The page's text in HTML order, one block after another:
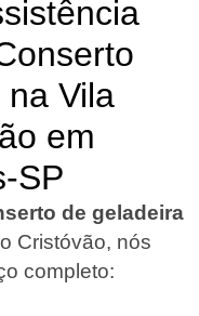
Vila
em
SP
de geladeira
Cristóvão, nós
completo: